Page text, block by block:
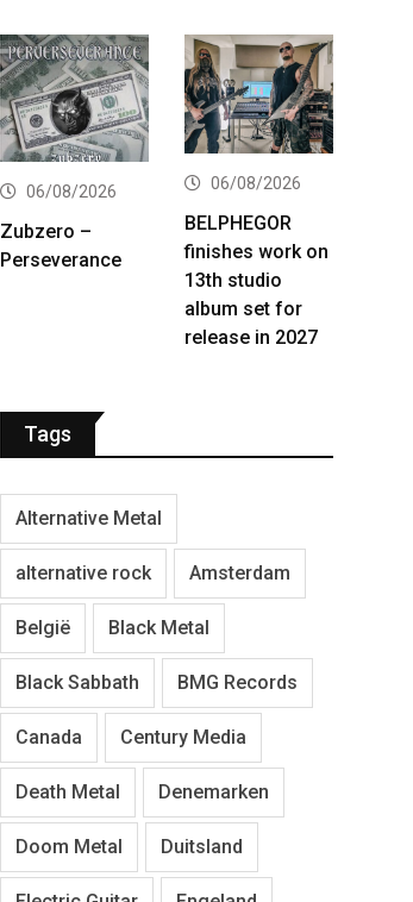
06/08/2026
Zubzero –
Perseverance
06/08/2026
BELPHEGOR
finishes work on
13th studio
album set for
release in 2027
Tags
Alternative Metal
alternative rock Amsterdam
België Black Metal
Black Sabbath BMG Records
Canada Century Media
Death Metal Denemarken
Doom Metal Duitsland